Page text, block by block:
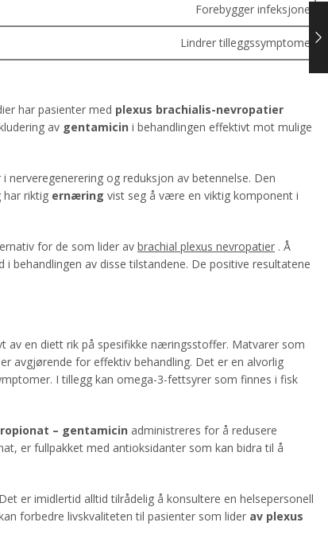
Forebygger infeksjoner
Lindrer tilleggssymptomer
har pasienter med plexus brachialis-nevropatier
av gentamicin i behandlingen effektivt mot mulige
og reduksjon av betennelse. Den
har riktig ernæring vist seg å være en viktig komponent i
for de som lider av brachial plexus nevropatier . Å
behandlingen av disse tilstandene. De positive resultatene
av en diett rik på spesifikke næringsstoffer. Matvarer som
er avgjørende for effektiv behandling. Det er en alvorlig
I tillegg kan omega-3-fettsyrer som finnes i fisk
– gentamicin administreres for å redusere
er fullpakket med antioksidanter som kan bidra til å
er imidlertid alltid tilrådelig å konsultere en helsepersonell
forbedre livskvaliteten til pasienter som lider av plexus